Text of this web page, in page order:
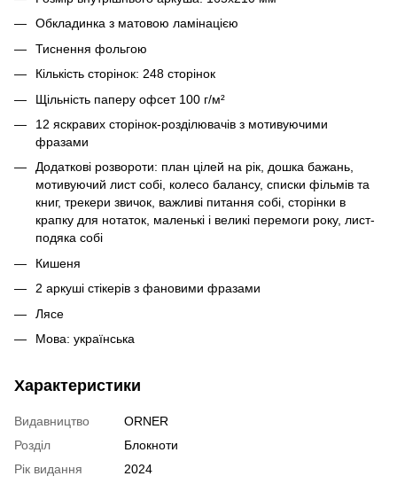
Обкладинка з матовою ламінацією
Тиснення фольгою
Кількість сторінок: 248 сторінок
Щільність паперу офсет 100 г/м²
12 яскравих сторінок-розділювачів з мотивуючими
фразами
Додаткові розвороти: план цілей на рік, дошка бажань,
мотивуючий лист собі, колесо балансу, списки фільмів та
книг, трекери звичок, важливі питання собі, сторінки в
крапку для нотаток, маленькі і великі перемоги року, лист-
подяка собі
Кишеня
2 аркуші стікерів з фановими фразами
Лясе
Мова: українська
Характеристики
Видавництво
ORNER
Розділ
Блокноти
Рік видання
2024